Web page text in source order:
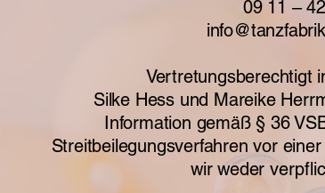
09 11 –
Vertretungsberechtigt
Silke Hess und Mareike
Information gemäß § 36
Streitbeilegungsverfahren vor
wir weder